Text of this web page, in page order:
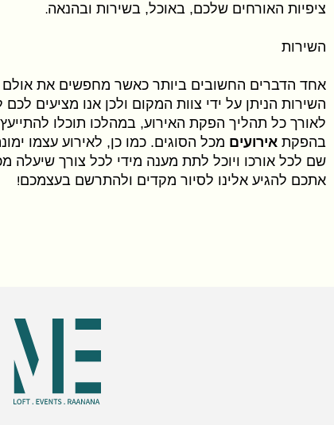
ציפיות האורחים שלכם, באוכל, בשירות ובהנאה.
השירות
אחד הדברים החשובים ביותר כאשר מחפשים את אולם
השירות הניתן על ידי צוות המקום ולכן אנו מציעים
לאורך כל תהליך הפקת האירוע, במהלכו תוכלו להתייעץ
בהפקת אירועים מכל הסוגים. כמו כן, לאירוע עצמו
שם לכל אורכו ויוכל לתת מענה מידי לכל צורך שיעלה
אתכם להגיע אלינו לסיור מקדים ולהתרשם בעצמכם!